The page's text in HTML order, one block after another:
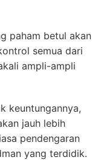
paham betul akan
semua dari
ampli-ampli
keuntungannya,
jauh lebih
pendengaran
yang terdidik.